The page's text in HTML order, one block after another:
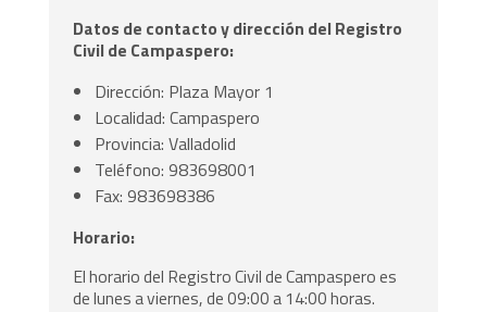
Datos de contacto y dirección del Registro
Civil de Campaspero:
Dirección: Plaza Mayor 1
Localidad: Campaspero
Provincia: Valladolid
Teléfono: 983698001
Fax: 983698386
Horario:
El horario del Registro Civil de Campaspero es
de lunes a viernes, de 09:00 a 14:00 horas.